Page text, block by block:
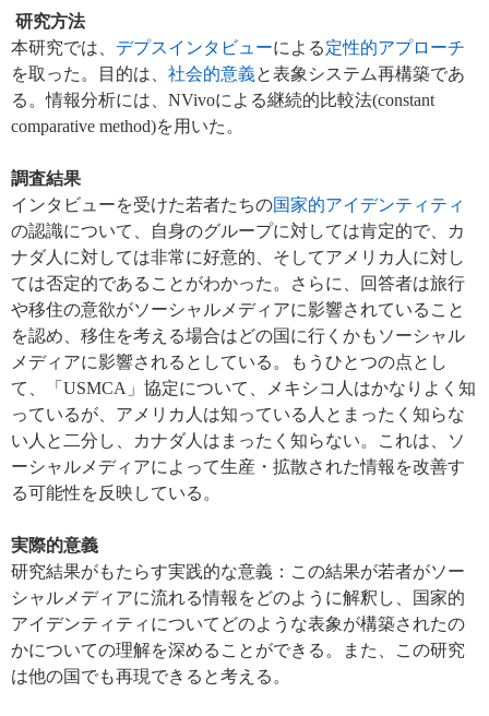
研究方法
本研究では、 デプスインタビューによる定性的アプローチ
を取った。目的は、 社会的意義と表象システム再構築であ
る。情報分析には、 NVivoによる継続的比較法(constant
comparative method)を用いた。
調査結果
インタビューを受けた若者たちの国家的アイデンティティ
の認識について、自身のグループに対しては肯定的で、カ
ナダ人に対しては非常に好意的、そしてアメリカ人に対し
ては否定的であることがわかった。さらに、回答者は旅行
や移住の意欲がソーシャルメディアに影響されていること
を認め、移住を考える場合はどの国に行くかもソーシャル
メディアに影響されるとしている。もうひとつの点とし
て、「 USMCA 」協定について、メキシコ人はかなりよく知
っているが、アメリカ人は知っている人とまったく知らな
い人と二分し、カナダ人はまったく知らない。これは、ソ
ーシャルメディアによって生産・拡散された情報を改善す
る可能性を反映している。
実際的意義
研究結果がもたらす実践的な意義：この結果が若者がソー
シャルメディアに流れる情報をどのように解釈し、国家的
アイデンティティについてどのような表象が構築されたの
かについての理解を深めることができる。また、この研究
は他の国でも再現できると考える。